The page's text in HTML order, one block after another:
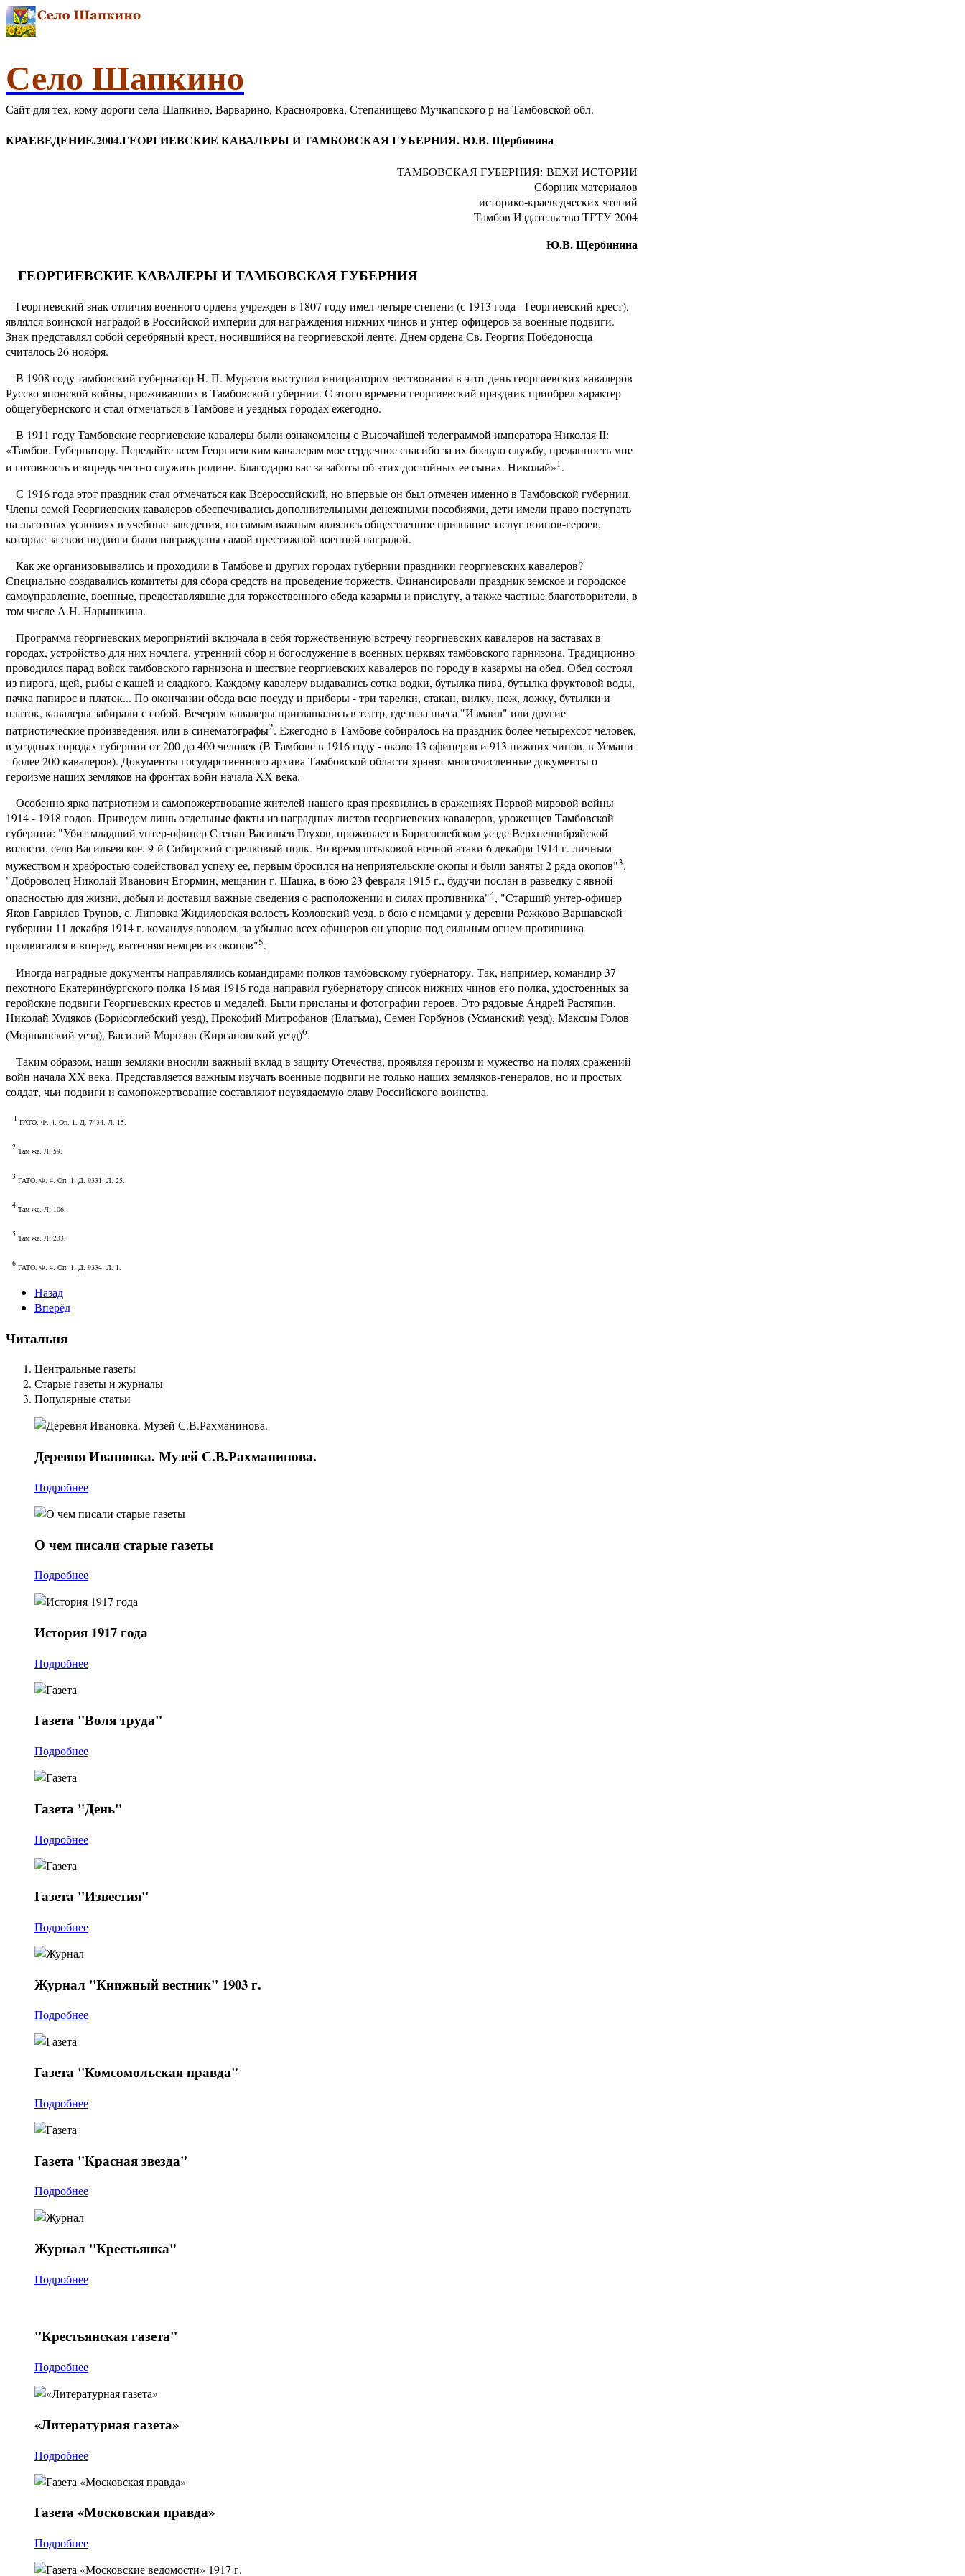
Село Шапкино
Сайт для тех, кому дороги села Шапкино, Варварино, Краснояровка, Степанищево Мучкапского р-на Тамбовской обл.
КРАЕВЕДЕНИЕ.2004.ГЕОРГИЕВСКИЕ КАВАЛЕРЫ И ТАМБОВСКАЯ ГУБЕРНИЯ. Ю.В. Щербинина
ТАМБОВСКАЯ ГУБЕРНИЯ: ВЕХИ ИСТОРИИ
Сборник материалов
историко-краеведческих чтений
Тамбов Издательство ТГТУ 2004
Ю.В. Щербинина
ГЕОРГИЕВСКИЕ КАВАЛЕРЫ И ТАМБОВСКАЯ ГУБЕРНИЯ
Георгиевский знак отличия военного ордена учрежден в 1807 году имел четыре степени (с 1913 года - Георгиевский крест),
являлся воинской наградой в Российской империи для награждения нижних чинов и унтер-офицеров за военные подвиги.
Знак представлял собой серебряный крест, носившийся на георгиевской ленте. Днем ордена Св. Георгия Победоносца
считалось 26 ноября.
В 1908 году тамбовский губернатор Н. П. Муратов выступил инициатором чествования в этот день георгиевских кавалеров
Русско-японской войны, проживавших в Тамбовской губернии. С этого времени георгиевский праздник приобрел характер
общегубернского и стал отмечаться в Тамбове и уездных городах ежегодно.
В 1911 году Тамбовские георгиевские кавалеры были ознакомлены с Высочайшей телеграммой императора Николая II:
«Тамбов. Губернатору. Передайте всем Георгиевским кавалерам мое сердечное спасибо за их боевую службу, преданность мне
и готовность и впредь честно служить родине. Благодарю вас за заботы об этих достойных ее сынах. Николай»1.
С 1916 года этот праздник стал отмечаться как Всероссийский, но впервые он был отмечен именно в Тамбовской губернии.
Члены семей Георгиевских кавалеров обеспечивались дополнительными денежными пособиями, дети имели право поступать
на льготных условиях в учебные заведения, но самым важным являлось общественное признание заслуг воинов-героев,
которые за свои подвиги были награждены самой престижной военной наградой.
Как же организовывались и проходили в Тамбове и других городах губернии праздники георгиевских кавалеров?
Специально создавались комитеты для сбора средств на проведение торжеств. Финансировали праздник земское и городское
самоуправление, военные, предоставлявшие для торжественного обеда казармы и прислугу, а также частные благотворители, в
том числе А.Н. Нарышкина.
Программа георгиевских мероприятий включала в себя торжественную встречу георгиевских кавалеров на заставах в
городах, устройство для них ночлега, утренний сбор и богослужение в военных церквях тамбовского гарнизона. Традиционно
проводился парад войск тамбовского гарнизона и шествие георгиевских кавалеров по городу в казармы на обед. Обед состоял
из пирога, щей, рыбы с кашей и сладкого. Каждому кавалеру выдавались сотка водки, бутылка пива, бутылка фруктовой воды,
пачка папирос и платок... По окончании обеда всю посуду и приборы - три тарелки, стакан, вилку, нож, ложку, бутылки и
платок, кавалеры забирали с собой. Вечером кавалеры приглашались в театр, где шла пьеса "Измаил" или другие
патриотические произведения, или в синематографы2. Ежегодно в Тамбове собиралось на праздник более четырехсот человек,
в уездных городах губернии от 200 до 400 человек (В Тамбове в 1916 году - около 13 офицеров и 913 нижних чинов, в Усмани
- более 200 кавалеров). Документы государственного архива Тамбовской области хранят многочисленные документы о
героизме наших земляков на фронтах войн начала XX века.
Особенно ярко патриотизм и самопожертвование жителей нашего края проявились в сражениях Первой мировой войны
1914 - 1918 годов. Приведем лишь отдельные факты из наградных листов георгиевских кавалеров, уроженцев Тамбовской
губернии: "Убит младший унтер-офицер Степан Васильев Глухов, проживает в Борисоглебском уезде Верхнешибряйской
волости, село Васильевское. 9-й Сибирский стрелковый полк. Во время штыковой ночной атаки 6 декабря 1914 г. личным
мужеством и храбростью содействовал успеху ее, первым бросился на неприятельские окопы и были заняты 2 ряда окопов"3.
"Доброволец Николай Иванович Егормин, мещанин г. Шацка, в бою 23 февраля 1915 г., будучи послан в разведку с явной
опасностью для жизни, добыл и доставил важные сведения о расположении и силах противника"4, "Старший унтер-офицер
Яков Гаврилов Трунов, с. Липовка Жидиловская волость Козловский уезд. в бою с немцами у деревни Рожково Варшавской
губернии 11 декабря 1914 г. командуя взводом, за убылью всех офицеров он упорно под сильным огнем противника
продвигался в вперед, вытесняя немцев из окопов"5.
Иногда наградные документы направлялись командирами полков тамбовскому губернатору. Так, например, командир 37
пехотного Екатеринбургского полка 16 мая 1916 года направил губернатору список нижних чинов его полка, удостоенных за
геройские подвиги Георгиевских крестов и медалей. Были присланы и фотографии героев. Это рядовые Андрей Растяпин,
Николай Худяков (Борисоглебский уезд), Прокофий Митрофанов (Елатьма), Семен Горбунов (Усманский уезд), Максим Голов
(Моршанский уезд), Василий Морозов (Кирсановский уезд)6.
Таким образом, наши земляки вносили важный вклад в защиту Отечества, проявляя героизм и мужество на полях сражений
войн начала XX века. Представляется важным изучать военные подвиги не только наших земляков-генералов, но и простых
солдат, чьи подвиги и самопожертвование составляют неувядаемую славу Российского воинства.
1 ГАТО. Ф. 4. Оп. 1. Д. 7434. Л. 15.
2 Там же. Л. 59.
3 ГАТО. Ф. 4. Оп. 1. Д. 9331. Л. 25.
4 Там же. Л. 106.
5 Там же. Л. 233.
6 ГАТО. Ф. 4. Оп. 1. Д. 9334. Л. 1.
Назад
Вперёд
Читальня
Центральные газеты
Старые газеты и журналы
Популярные статьи
ДеревняИвановка. Музей С.В.Рахманинова.
Подробнее
О чем писали старые газеты
Подробнее
История 1917 года
Подробнее
Газета "Воля труда"
Подробнее
Газета "День"
Подробнее
Газета "Известия"
Подробнее
Журнал "Книжный вестник" 1903 г.
Подробнее
Газета "Комсомольская правда"
Подробнее
Газета "Красная звезда"
Подробнее
Журнал "Крестьянка"
Подробнее
"Крестьянскаягазета"
Подробнее
«Литературнаягазета»
Подробнее
Газета«Московская правда»
Подробнее